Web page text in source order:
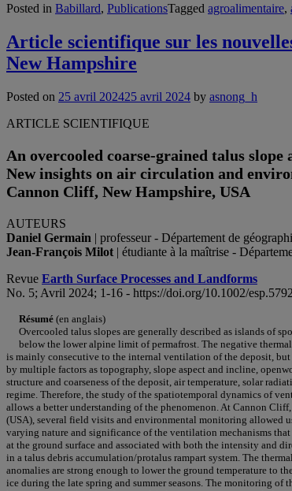
Posted in Babillard, PublicationsTagged agroalimentaire,
Article scientifique sur les
New Hampshire
Posted on 25 avril 202425 avril 2024 by asnong_h
ARTICLE SCIENTIFIQUE
An overcooled coarse-grained talus slope
New insights on air circulation and
Cannon Cliff, New Hampshire, USA
AUTEURS
Daniel Germain | professeur - Département de
Jean-François Milot | étudiante à la maîtrise -
Revue Earth Surface Processes and Landforms
No. 5; Avril 2024; 1-16 - https://doi.org/10.1002/esp.5792
Résumé (en anglais)
Overcooled talus slopes are generally described as islands of
below the lower alpine limit of permafrost. The negative
is mainly consecutive to the internal ventilation of the deposit,
by multiple factors as topography, slope aspect and incline,
structure and coarseness of the deposit, air temperature, solar
regime. Therefore, the study of the spatiotemporal dynamics of
allows a better understanding of the phenomenon. At Cannon
(USA), several field visits and environmental monitoring allowed
varying nature and significance of the ventilation mechanisms that
at the ground surface and associated with both the intensity and
in a talus debris accumulation/protalus rampart system. The
anomalies are strong enough to lower the ground temperature to
ice during the late spring and summer seasons. The monitoring of